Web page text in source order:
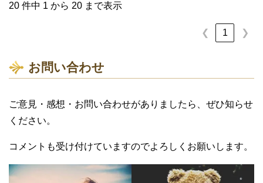
20 件中 1 から 20 まで表示
❮ 1 ❯
お問い合わせ
ご意見・感想・お問い合わせがありましたら、ぜひ知らせ
ください。
コメントも受け付けていますのでよろしくお願いします。